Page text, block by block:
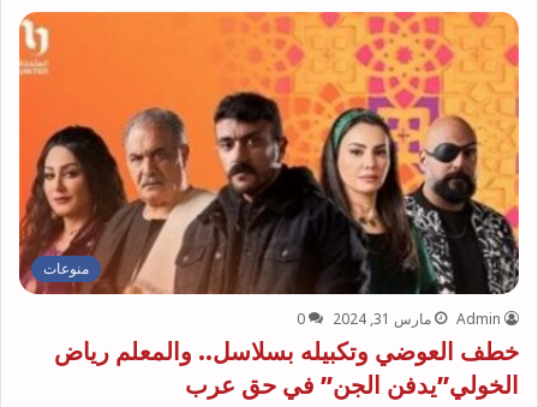
منوعات
Admin مارس 31, 2024 0
خطف العوضي وتكبيله بسلاسل.. والمعلم رياض
الخولي”يدفن الجن” في حق عرب